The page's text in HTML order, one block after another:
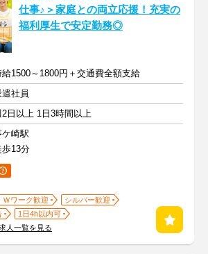
仕事♪＞家庭との両立応援！充実の
福利厚生で安定勤務◎
給1500～1800円＋交通費全額支給
遣社員
2日以上 1日3時間以上
ケ崎駅
歩13分
Ｗワーク歓迎
シルバー歓迎
1日4h以内可
人一覧を見る